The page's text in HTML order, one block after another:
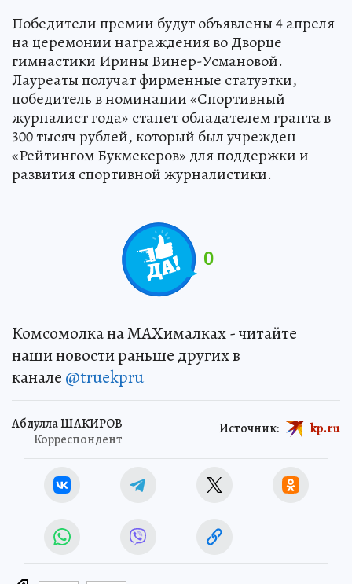
Победители премии будут объявлены 4 апреля
на церемонии награждения во Дворце
гимнастики Ирины Винер-Усмановой.
Лауреаты получат фирменные статуэтки,
победитель в номинации «Спортивный
журналист года» станет обладателем гранта в
300 тысяч рублей, который был учрежден
«Рейтингом Букмекеров» для поддержки и
развития спортивной журналистики.
0
Комсомолка на MAXималках - читайте
наши новости раньше других в
канале @truekpru
Абдулла ШАКИРОВ
Корреспондент
Источник: kp.ru